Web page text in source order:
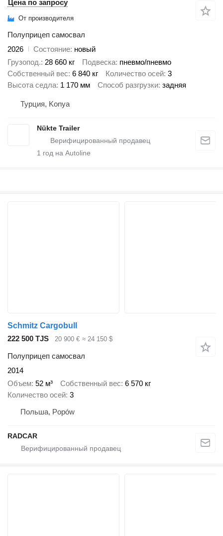
Цена по запросу
От производителя
Полуприцеп самосвал
2026
Состояние новый
Грузопод. 28 660 кг Подвеска пневмо/пневмо
Собственный вес 6 840 кг Количество осей 3
Высота седла 1 170 мм Способ разгрузки задняя
Турция, Konya
Nükte Trailer
1 год на Autoline
Schmitz Cargobull
222 500 TJS
20 900 € ≈ 24 150 $
Полуприцеп самосвал
2014
Объем 52 м³ Собственный вес 6 570 кг
Количество осей 3
Польша, Popów
RADCAR